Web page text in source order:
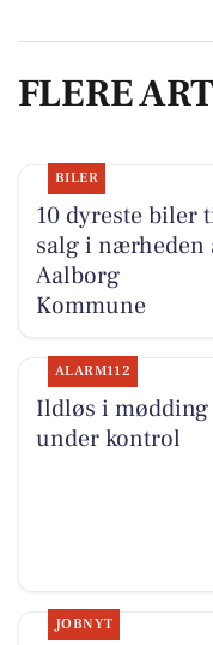
FLERE
BILER
10 dyreste biler
salg i nærheden
Aalborg
Kommune
ALARM112
Ildløs i mødding
under kontrol
JOBNYT